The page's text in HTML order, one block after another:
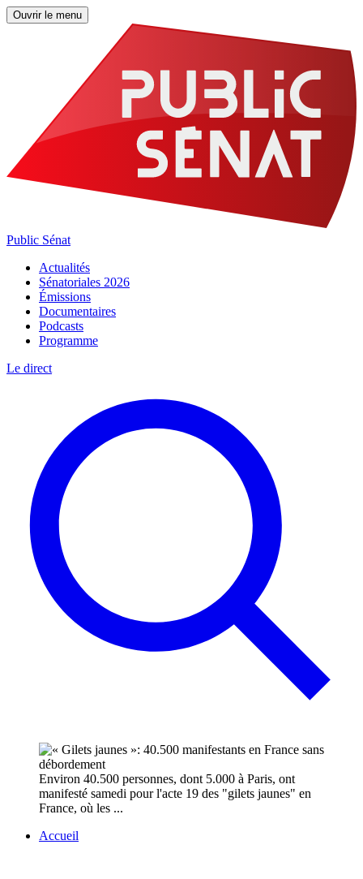
Ouvrir le menu
Public Sénat
Actualités
Sénatoriales 2026
Émissions
Documentaires
Podcasts
Programme
Le direct
Environ 40.500 personnes, dont 5.000 à Paris, ont
manifesté samedi pour l'acte 19 des "gilets jaunes" en
France, où les ...
Accueil